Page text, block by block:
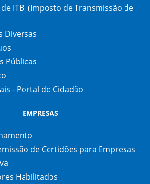
ITBI (Imposto de Transmissão de
Diversas
Públicas
- Portal do Cidadão
EMPRESAS
de Certidões para Empresas
Habilitados